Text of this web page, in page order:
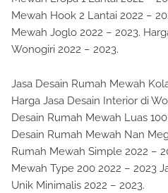
Mewah Hook 2 Lantai 2022 –
Mewah Joglo 2022 – 2023.
Wonogiri 2022 – 2023.
Jasa Desain Rumah Mewah
Harga Jasa Desain Interior di
Desain Rumah Mewah Luas
Desain Rumah Mewah Nan
Rumah Mewah Simple 2022 –
Mewah Type 200 2022 – 2023
Unik Minimalis 2022 – 2023.